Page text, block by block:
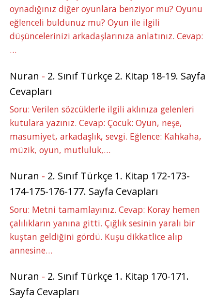
oynadığınız diğer oyunlara benziyor mu? Oyunu
eğlenceli buldunuz mu? Oyun ile ilgili
düşüncelerinizi arkadaşlarınıza anlatınız. Cevap:
…
Nuran - 2. Sınıf Türkçe 2. Kitap 18-19. Sayfa
Cevapları
Soru: Verilen sözcüklerle ilgili aklınıza gelenleri
kutulara yazınız. Cevap: Çocuk: Oyun, neşe,
masumiyet, arkadaşlık, sevgi. Eğlence: Kahkaha,
müzik, oyun, mutluluk,…
Nuran - 2. Sınıf Türkçe 1. Kitap 172-173-
174-175-176-177. Sayfa Cevapları
Soru: Metni tamamlayınız. Cevap: Koray hemen
çalılıkların yanına gitti. Çığlık sesinin yaralı bir
kuştan geldiğini gördü. Kuşu dikkatlice alıp
annesine…
Nuran - 2. Sınıf Türkçe 1. Kitap 170-171.
Sayfa Cevapları